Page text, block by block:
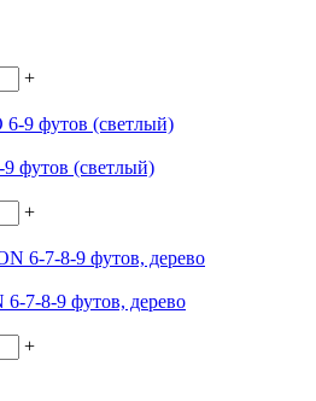
+
футов (светлый)
+
7-8-9 футов, дерево
+